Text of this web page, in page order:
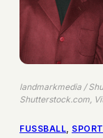
landmarkmedia /
Shutterstock.com,
FUSSBALL , SPORT